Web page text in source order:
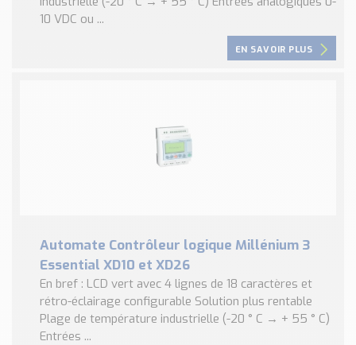
10 VDC ou ...
EN SAVOIR PLUS
Automate Contrôleur logique Millénium 3
Essential XD10 et XD26
En bref : LCD vert avec 4 lignes de 18 caractères et
rétro-éclairage configurable Solution plus rentable
Plage de température industrielle (-20 ° C → + 55 ° C)
Entrées ...